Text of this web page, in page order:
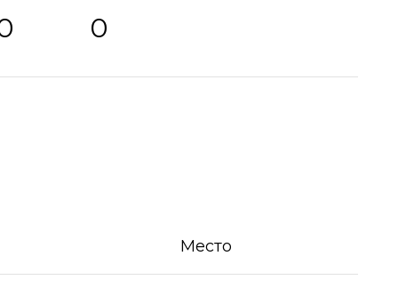
0
Место